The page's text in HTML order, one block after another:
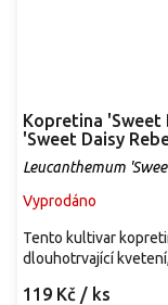
Kopretina 'Sweet
'Sweet Daisy
Leucanthemum
Vyprodáno
119 Kč / ks
Tento kultivar
dlouhotrvající